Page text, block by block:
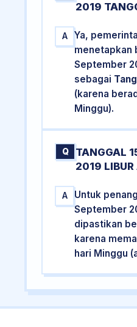
2019
A
Ya,
menetapkan
September
sebagai
(karena
Minggu).
Q
TANGGAL
2019
A
Untuk
September
dipastikan
karena
hari Minggu